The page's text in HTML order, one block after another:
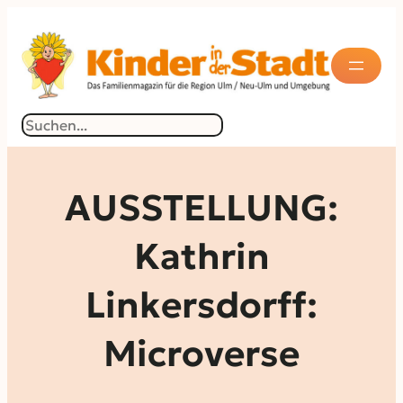
Inhalt
springen
Suchen
AUSSTELLUNG:
Kathrin
Linkersdorff:
Microverse